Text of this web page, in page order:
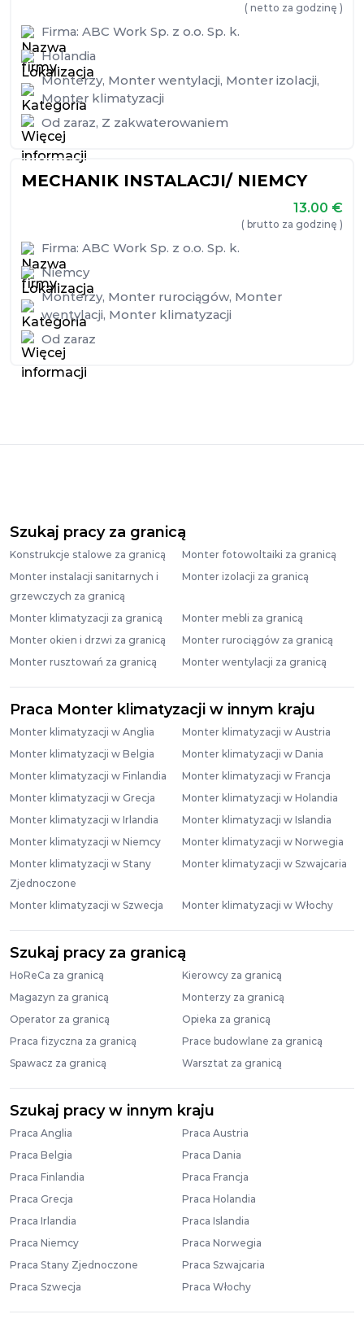
( netto za godzinę )
Firma: ABC Work Sp. z o.o. Sp. k.
Holandia
Monterzy, Monter wentylacji, Monter izolacji,
Monter klimatyzacji
Od zaraz, Z zakwaterowaniem
MECHANIK INSTALACJI/ NIEMCY
13.00 €
( brutto za godzinę )
Firma: ABC Work Sp. z o.o. Sp. k.
Niemcy
Monterzy, Monter rurociągów, Monter
wentylacji, Monter klimatyzacji
Od zaraz
Szukaj pracy za granicą
Konstrukcje stalowe za granicą
Monter fotowoltaiki za granicą
Monter instalacji sanitarnych i
grzewczych za granicą
Monter izolacji za granicą
Monter klimatyzacji za granicą
Monter mebli za granicą
Monter okien i drzwi za granicą
Monter rurociągów za granicą
Monter rusztowań za granicą
Monter wentylacji za granicą
Praca Monter klimatyzacji w innym kraju
Monter klimatyzacji w Anglia
Monter klimatyzacji w Austria
Monter klimatyzacji w Belgia
Monter klimatyzacji w Dania
Monter klimatyzacji w Finlandia
Monter klimatyzacji w Francja
Monter klimatyzacji w Grecja
Monter klimatyzacji w Holandia
Monter klimatyzacji w Irlandia
Monter klimatyzacji w Islandia
Monter klimatyzacji w Niemcy
Monter klimatyzacji w Norwegia
Monter klimatyzacji w Stany
Zjednoczone
Monter klimatyzacji w Szwajcaria
Monter klimatyzacji w Szwecja Monter klimatyzacji w Włochy
Szukaj pracy za granicą
HoReCa za granicą
Kierowcy za granicą
Magazyn za granicą
Monterzy za granicą
Operator za granicą
Opieka za granicą
Praca fizyczna za granicą
Prace budowlane za granicą
Spawacz za granicą
Warsztat za granicą
Szukaj pracy w innym kraju
Praca Anglia
Praca Austria
Praca Belgia
Praca Dania
Praca Finlandia
Praca Francja
Praca Grecja
Praca Holandia
Praca Irlandia
Praca Islandia
Praca Niemcy
Praca Norwegia
Praca Stany Zjednoczone
Praca Szwajcaria
Praca Szwecja
Praca Włochy